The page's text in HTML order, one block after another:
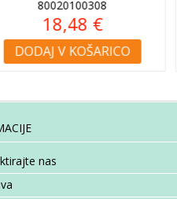
80020100308
18,48 €
DODAJ V KOŠARICO
nas